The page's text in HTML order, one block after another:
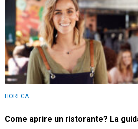
HORECA
Come aprire un ristorante? La